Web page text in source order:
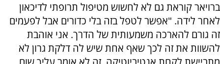
ברויאר קוראת גם לא לחשוש מטיפול תרופתי לדיכאון
לאחר לידה. "אפשר לטפל בזה בלי כדורים אבל לפעמים
זה גורם להארכה משמעותית של הדרך. אני אוהבת
להשוות את זה לכך שאף אחת שיש לה דלקת גרון לא